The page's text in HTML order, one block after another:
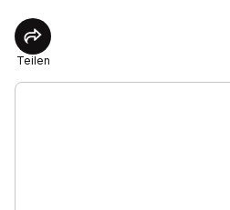
Teilen